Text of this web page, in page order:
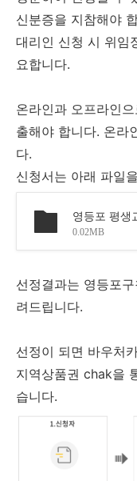
신분증을 지참해야
대리인 신청 시 위임
요합니다.
온라인과 오프라인
출해야 합니다. 온라
다.
신청서는 아래 파일
0.02MB
선정결과는 영등포
려드립니다.
선정이 되면 바우처
지역상품권 chak을
습니다.